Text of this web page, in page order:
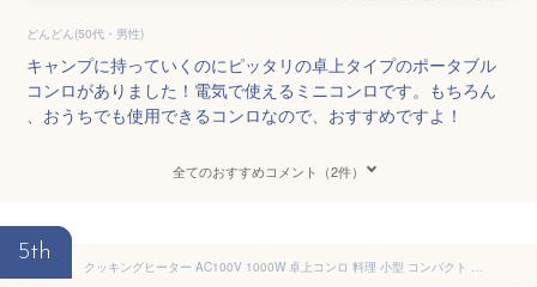
どんどん(50代・男性)
キャンプに持っていくのにピッタリの卓上タイプのポータブル
コンロがありました！電気で使えるミニコンロです。もちろん
、おうちでも使用できるコンロなので、おすすめですよ！
全てのおすすめコメント（2件）
5th
クッキングヒーター AC100V 1000W 卓上コンロ 料理 小型 コンパクト 操作簡単 持ち運び アウトドア 過熱防止保護装置 直接加熱 ブラック Modere HT-7585BK ヒロコーポレーション 【IHではありません】【送料無料】